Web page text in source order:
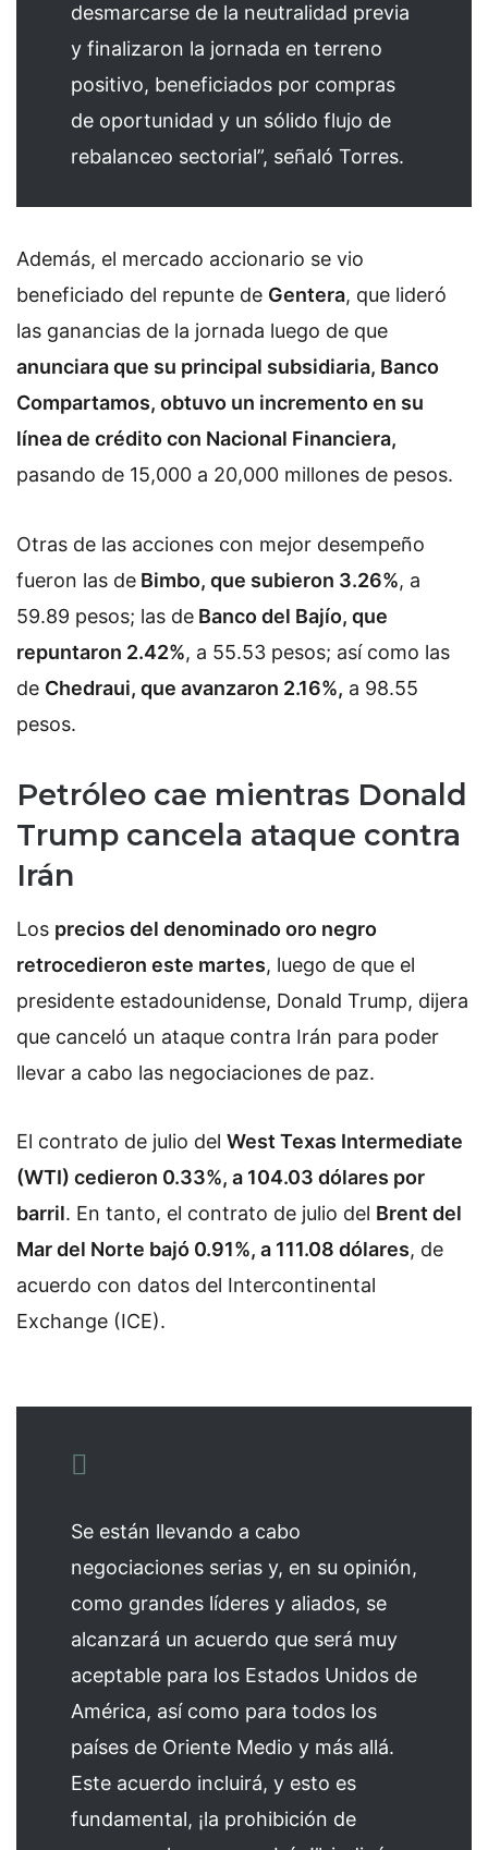
desmarcarse de la neutralidad previa
y finalizaron la jornada en terreno
positivo, beneficiados por compras
de oportunidad y un sólido flujo de
rebalanceo sectorial”, señaló Torres.
Además, el mercado accionario se vio
beneficiado del repunte de Gentera, que lideró
las ganancias de la jornada luego de que
anunciara que su principal subsidiaria, Banco
Compartamos, obtuvo un incremento en su
línea de crédito con Nacional Financiera,
pasando de 15,000 a 20,000 millones de pesos.
Otras de las acciones con mejor desempeño
fueron las de Bimbo, que subieron 3.26%, a
59.89 pesos; las de Banco del Bajío, que
repuntaron 2.42%, a 55.53 pesos; así como las
de Chedraui, que avanzaron 2.16%, a 98.55
pesos.
Petróleo cae mientras Donald
Trump cancela ataque contra
Irán
Los precios del denominado oro negro
retrocedieron este martes, luego de que el
presidente estadounidense, Donald Trump, dijera
que canceló un ataque contra Irán para poder
llevar a cabo las negociaciones de paz.
El contrato de julio del West Texas Intermediate
(WTI) cedieron 0.33%, a 104.03 dólares por
barril. En tanto, el contrato de julio del Brent del
Mar del Norte bajó 0.91%, a 111.08 dólares, de
acuerdo con datos del Intercontinental
Exchange (ICE).
Se están llevando a cabo
negociaciones serias y, en su opinión,
como grandes líderes y aliados, se
alcanzará un acuerdo que será muy
aceptable para los Estados Unidos de
América, así como para todos los
países de Oriente Medio y más allá.
Este acuerdo incluirá, y esto es
fundamental, ¡la prohibición de